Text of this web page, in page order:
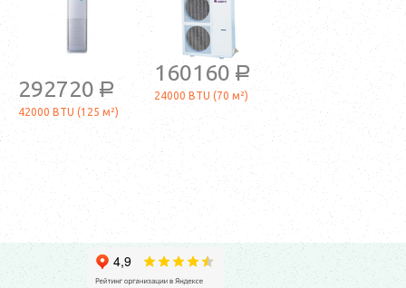
292720 a
42000 BTU (125 м²)
160160 a
24000 BTU (70 м²)